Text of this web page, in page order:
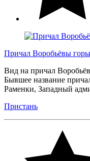
Причал Воробьёвы
Вид на причал
Бывшее название
Раменки, Западный
Пристань